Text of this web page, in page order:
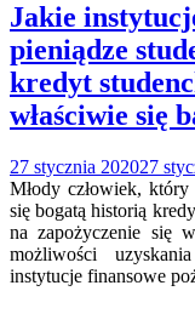
Jakie
pieniądze
kredyt
właściwie się
27 stycznia 202027
Młody człowiek,
się bogatą historią
na zapożyczenie się
możliwości
instytucje finansowe